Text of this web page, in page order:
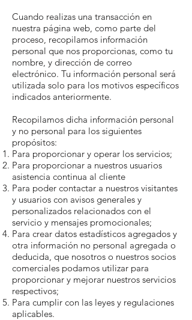
Cuando realizas una transacción en
nuestra página web, como parte del
proceso, recopilamos información
personal que nos proporcionas, como tu
nombre, y dirección de correo
electrónico. Tu información personal será
utilizada solo para los motivos específicos
indicados anteriormente.
Recopilamos dicha información personal
y no personal para los siguientes
propósitos:
Para proporcionar y operar los servicios;
Para proporcionar a nuestros usuarios
asistencia continua al cliente
Para poder contactar a nuestros visitantes
y usuarios con avisos generales y
personalizados relacionados con el
servicio y mensajes promocionales;
Para crear datos estadísticos agregados y
otra información no personal agregada o
deducida, que nosotros o nuestros socios
comerciales podamos utilizar para
proporcionar y mejorar nuestros servicios
respectivos;
Para cumplir con las leyes y regulaciones
aplicables.